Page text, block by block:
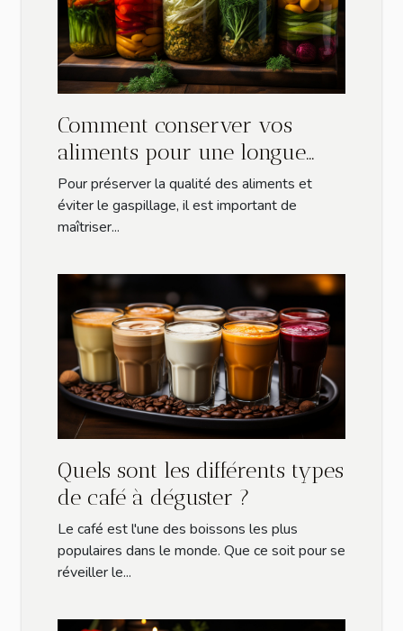
Comment conserver vos
aliments pour une longue
durée ?
Pour préserver la qualité des aliments et
éviter le gaspillage, il est important de
maîtriser...
Quels sont les différents types
de café à déguster ?
Le café est l'une des boissons les plus
populaires dans le monde. Que ce soit pour se
réveiller le...